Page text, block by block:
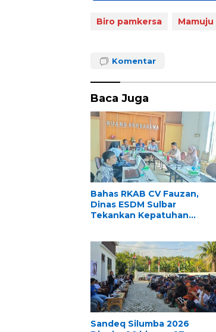
Biro pamkersa Mamuju
Komentar
Baca Juga
Bahas RKAB CV Fauzan,
Dinas ESDM Sulbar
Tekankan Kepatuhan
Sandeq Silumba 2026